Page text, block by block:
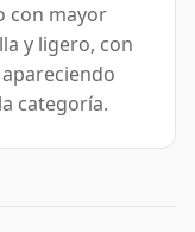
con mayor
y ligero, con
categoría.